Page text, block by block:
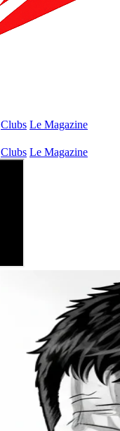
Clubs Le Magazine
Clubs Le Magazine